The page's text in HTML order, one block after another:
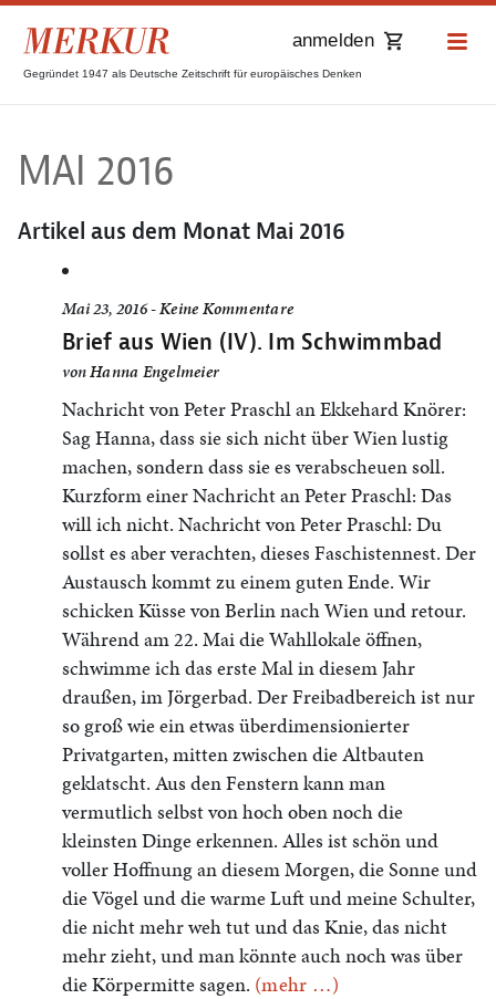
Gegründet 1947 als Deutsche Zeitschrift für europäisches Denken
anmelden
MAI 2016
Artikel aus dem Monat Mai 2016
Mai 23, 2016 -Keine Kommentare
Brief aus Wien (IV). Im Schwimmbad
vonHanna Engelmeier
Nachricht von Peter Praschl an Ekkehard Knörer:
Sag Hanna, dass sie sich nicht über Wien lustig
machen, sondern dass sie es verabscheuen soll.
Kurzform einer Nachricht an Peter Praschl: Das
will ich nicht. Nachricht von Peter Praschl: Du
sollst es aber verachten, dieses Faschistennest. Der
Austausch kommt zu einem guten Ende. Wir
schicken Küsse von Berlin nach Wien und retour.
Während am 22. Mai die Wahllokale öffnen,
schwimme ich das erste Mal in diesem Jahr
draußen, im Jörgerbad. Der Freibadbereich ist nur
so groß wie ein etwas überdimensionierter
Privatgarten, mitten zwischen die Altbauten
geklatscht. Aus den Fenstern kann man
vermutlich selbst von hoch oben noch die
kleinsten Dinge erkennen. Alles ist schön und
voller Hoffnung an diesem Morgen, die Sonne und
die Vögel und die warme Luft und meine Schulter,
die nicht mehr weh tut und das Knie, das nicht
mehr zieht, und man könnte auch noch was über
die Körpermitte sagen. (mehr …)